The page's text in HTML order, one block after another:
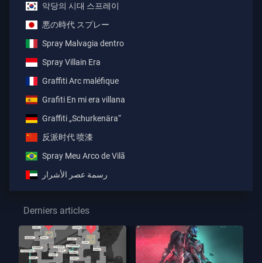
악당의 시대 스프레이
悪の時代 スプレー
Spray Malvagia dentro
Spray Villain Era
Graffiti Arc maléfique
Grafiti En mi era villana
Graffiti „Schurkenära“
反派时代 喷漆
Spray Meu Arco de Vilã
رسمة عصر الأشرار
Derniers articles